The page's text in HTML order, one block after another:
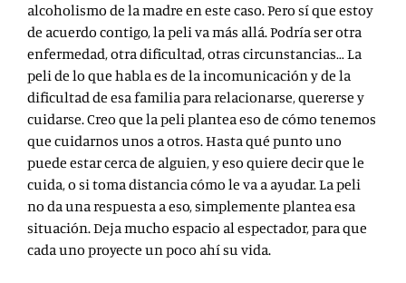
alcoholismo de la madre en este caso. Pero sí que estoy
de acuerdo contigo, la peli va más allá. Podría ser otra
enfermedad, otra dificultad, otras circunstancias… La
peli de lo que habla es de la incomunicación y de la
dificultad de esa familia para relacionarse, quererse y
cuidarse. Creo que la peli plantea eso de cómo tenemos
que cuidarnos unos a otros. Hasta qué punto uno
puede estar cerca de alguien, y eso quiere decir que le
cuida, o si toma distancia cómo le va a ayudar. La peli
no da una respuesta a eso, simplemente plantea esa
situación. Deja mucho espacio al espectador, para que
cada uno proyecte un poco ahí su vida.